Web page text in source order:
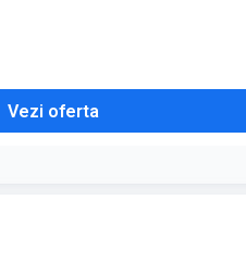
Vezi oferta